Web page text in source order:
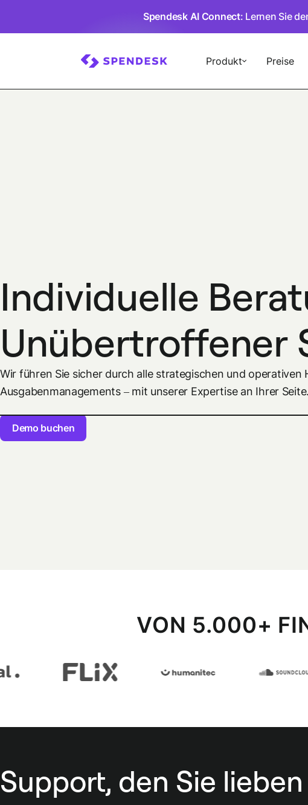
Spendesk AI Connect: Lernen Sie
Produkt Preise
Individuelle
Unübertroffener
Wir führen Sie sicher durch alle strategischen und operativen
Ausgabenmanagements – mit unserer Expertise an Ihrer Seite.
Demo buchen
VON 5.000+
Support, den Sie